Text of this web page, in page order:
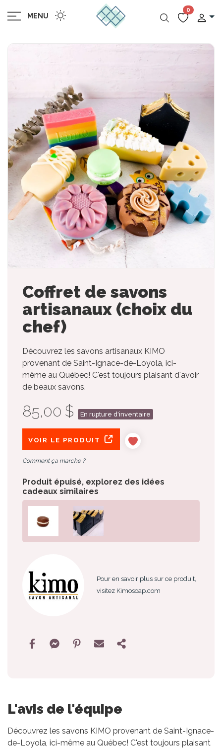
MENU
0
Coffret de savons
artisanaux (choix du
chef)
Découvrez les savons artisanaux KIMO
provenant de Saint-Ignace-de-Loyola, ici-
même au Québec! C'est toujours plaisant d'avoir
de beaux savons.
85,00 $ En rupture d'inventaire
VOIR LE PRODUIT
Comment ça marche ?
Produit épuisé, explorez des idées
cadeaux similaires
Pour en savoir plus sur ce produit,
visitez Kimosoap.com
L'avis de l'équipe
Découvrez les savons KIMO provenant de Saint-Ignace-
de-Loyola, ici-même au Québec! C'est toujours plaisant